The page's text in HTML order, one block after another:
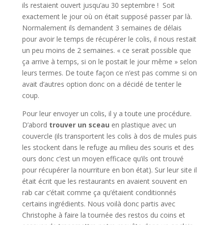
ils restaient ouvert jusqu’au 30 septembre ! Soit
exactement le jour où on était supposé passer par là.
Normalement ils demandent 3 semaines de délais
pour avoir le temps de récupérer le colis, il nous restait
un peu moins de 2 semaines. « ce serait possible que
ça arrive à temps, si on le postait le jour même » selon
leurs termes. De toute façon ce n’est pas comme si on
avait d’autres option donc on a décidé de tenter le
coup.
Pour leur envoyer un colis, il y a toute une procédure.
D’abord trouver un sceau en plastique avec un
couvercle (ils transportent les colis à dos de mules puis
les stockent dans le refuge au milieu des souris et des
ours donc c’est un moyen efficace qu’ils ont trouvé
pour récupérer la nourriture en bon état). Sur leur site il
était écrit que les restaurants en avaient souvent en
rab car c’était comme ça qu’étaient conditionnés
certains ingrédients. Nous voilà donc partis avec
Christophe à faire la tournée des restos du coins et